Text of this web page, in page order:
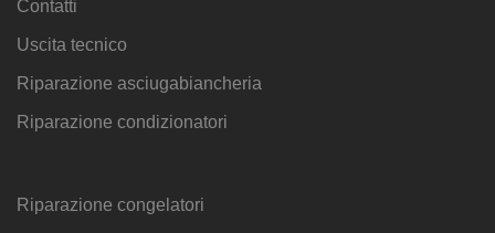
Contatti
Uscita tecnico
Riparazione asciugabiancheria
Riparazione condizionatori
Riparazione congelatori